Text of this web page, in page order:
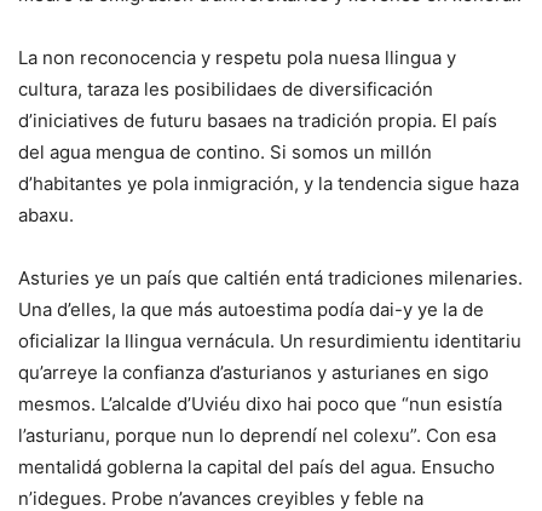
La non reconocencia y respetu pola nuesa llingua y
cultura, taraza les posibilidaes de diversificación
d’iniciatives de futuru basaes na tradición propia. El país
del agua mengua de contino. Si somos un millón
d’habitantes ye pola inmigración, y la tendencia sigue haza
abaxu.
Asturies ye un país que caltién entá tradiciones milenaries.
Una d’elles, la que más autoestima podía dai-y ye la de
oficializar la llingua vernácula. Un resurdimientu identitariu
qu’arreye la confianza d’asturianos y asturianes en sigo
mesmos. L’alcalde d’Uviéu dixo hai poco que “nun esistía
l’asturianu, porque nun lo deprendí nel colexu”. Con esa
mentalidá gobIerna la capital del país del agua. Ensucho
n’idegues. Probe n’avances creyibles y feble na